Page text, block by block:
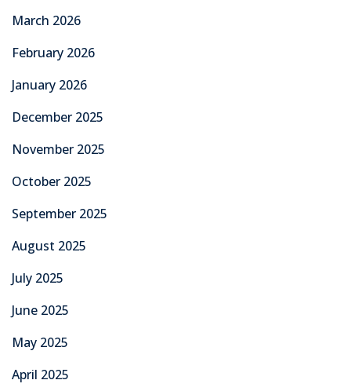
March 2026
February 2026
January 2026
December 2025
November 2025
October 2025
September 2025
August 2025
July 2025
June 2025
May 2025
April 2025